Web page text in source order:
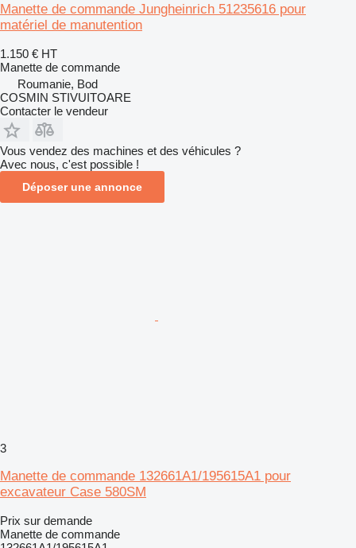
Manette de commande Jungheinrich 51235616 pour
matériel de manutention
1.150 € HT
Manette de commande
Roumanie, Bod
COSMIN STIVUITOARE
Contacter le vendeur
Vous vendez des machines et des véhicules ?
Avec nous, c'est possible !
Déposer une annonce
3
Manette de commande 132661A1/195615A1 pour
excavateur Case 580SM
Prix sur demande
Manette de commande